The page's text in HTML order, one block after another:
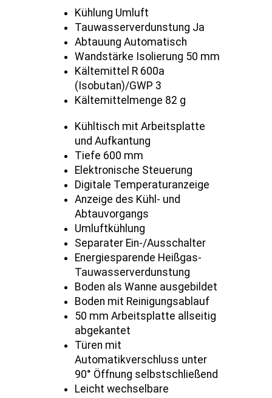
Kühlung Umluft
Tauwasserverdunstung Ja
Abtauung Automatisch
Wandstärke Isolierung 50 mm
Kältemittel R 600a
(Isobutan)/GWP 3
Kältemittelmenge 82 g
Kühltisch mit Arbeitsplatte
und Aufkantung
Tiefe 600 mm
Elektronische Steuerung
Digitale Temperaturanzeige
Anzeige des Kühl- und
Abtauvorgangs
Umluftkühlung
Separater Ein-/Ausschalter
Energiesparende Heißgas-
Tauwasserverdunstung
Boden als Wanne ausgebildet
Boden mit Reinigungsablauf
50 mm Arbeitsplatte allseitig
abgekantet
Türen mit
Automatikverschluss unter
90° Öffnung selbstschließend
Leicht wechselbare